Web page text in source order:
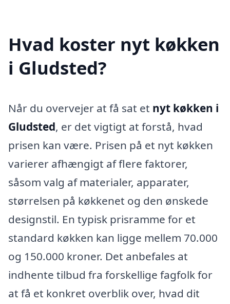
Hvad koster nyt køkken
i Gludsted?
Når du overvejer at få sat et nyt køkken i
Gludsted, er det vigtigt at forstå, hvad
prisen kan være. Prisen på et nyt køkken
varierer afhængigt af flere faktorer,
såsom valg af materialer, apparater,
størrelsen på køkkenet og den ønskede
designstil. En typisk prisramme for et
standard køkken kan ligge mellem 70.000
og 150.000 kroner. Det anbefales at
indhente tilbud fra forskellige fagfolk for
at få et konkret overblik over, hvad dit